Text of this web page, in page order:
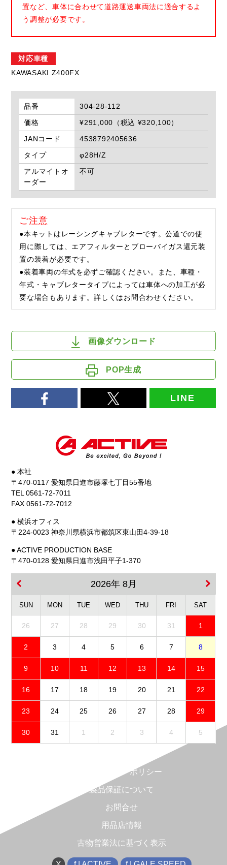
置など、車体に合わせて道路運送車両法に適合するよ
う調整が必要です。
対応車種
KAWASAKI Z400FX
品番
304-28-112
価格
¥291,000（税込 ¥320,100）
JANコード
4538792405636
タイプ
φ28H/Z
アルマイトオ
ーダー
不可
ご注意
●本キットはレーシングキャブレターです。公道での使
用に際しては、エアフィルターとブローバイガス還元装
置の装着が必要です。
●装着車両の年式を必ずご確認ください。また、車種・
年式・キャブレタータイプによっては車体への加工が必
要な場合もあります。詳しくはお問合わせください。
画像ダウンロード
POP生成
LINE
● 本社
〒470-0117 愛知県日進市藤塚七丁目55番地
TEL 0561-72-7011
FAX 0561-72-7012
● 横浜オフィス
〒224-0023 神奈川県横浜市都筑区東山田4-39-18
● ACTIVE PRODUCTION BASE
〒470-0128 愛知県日進市浅田平子1-370
2026年 8月
SUN MON TUE WED THU FRI SAT
26 27 28 29 30 31 1
2 3 4 5 6 7 8
9 10 11 12 13 14 15
16 17 18 19 20 21 22
23 24 25 26 27 28 29
30 31 1 2 3 4 5
プライバシーポリシー
製品保証について
お問合せ
用品店情報
古物営業法に基づく表示